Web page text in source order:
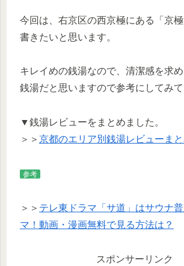
今回は、右京区の西京極にある「京
書きたいと思います。
キレイめの銭湯なので、清潔感を求
銭湯だと思いますので参考にしてみて
▼銭湯レビューをまとめました。
＞＞ 京都のエリア別銭湯レビューま
参考
＞＞ テレ東ドラマ「サ道」はサウナ
マ！動画・漫画無料で見る方法は？
スポンサーリンク